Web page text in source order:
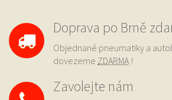
Doprava po Brně
Objednané pneumatiky a
dovezeme ZDARMA !
Zavolejte nám